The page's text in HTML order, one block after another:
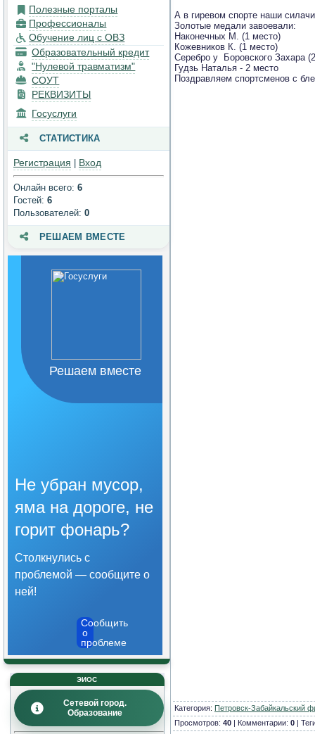
Материально-
техническое
обеспечение и
оснащенность
образовательного
процесса. Доступная
среда
Платные
образовательные услуги
Финансово-
хозяйственная
деятельность
Вакантные места для
приема (перевода)
обучающихся
Стипендии и меры
поддержки
обучающихся
образовательной
организации
Образовательные
стандарты и требования
Полезные порталы
Профессионалы
Обучение лиц с ОВЗ
Образовательный кредит
"Нулевой травматизм"
СОУТ
РЕКВИЗИТЫ
Госуслуги
СТАТИСТИКА
Регистрация Вход
Онлайн всего: 6
Гостей: 6
Пользователей: 0
РЕШАЕМ ВМЕСТЕ
Решаем вместе
Не убран мусор,
яма на дороге, не
горит фонарь?
Столкнулись с
проблемой — сообщите о
ней!
Сообщить
о
проблеме
ЭИОС
Сетевой город.
Образование
А в гиревом спорте наши
Золотые медали завоевали:
Наконечных М. (1 место)
Кожевников К. (1 место)
Серебро у Боровского Захара
Гудзь Наталья - 2 место
Поздравляем спортсменов с
Категория: Петровск-Забайкальский
Просмотров: 40 | Комментарии: 0 |